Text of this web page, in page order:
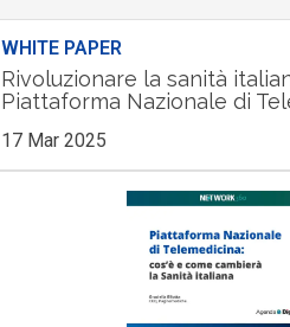
WHITE PAPER
Rivoluzionare la sanità
Piattaforma Nazionale di
17 Mar 2025